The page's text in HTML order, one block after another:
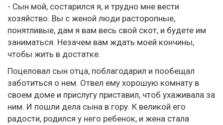
- Сын мой, состарился я, и трудно мне вести
хозяйство. Вы с женой люди расторопные,
понятливые, дам я вам весь свой скот, и будете им
заниматься. Незачем вам ждать моей кончины,
чтобы жить в достатке.
Поцеловал сын отца, поблагодарил и пообещал
заботиться о нем. Отвел ему хорошую комнату в
своем доме и прислугу приставил, чтоб ухаживала за
ним. И пошли дела сына в гору. К великой его
радости, родился у него ребенок, и жена стала